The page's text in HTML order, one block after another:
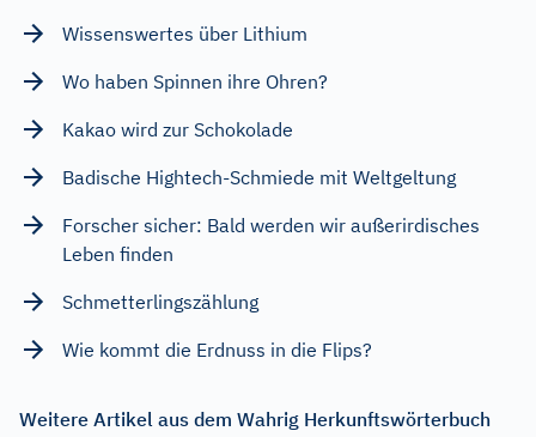
Wissenswertes über Lithium
Wo haben Spinnen ihre Ohren?
Kakao wird zur Schokolade
Badische Hightech-Schmiede mit Weltgeltung
Forscher sicher: Bald werden wir außerirdisches
Leben finden
Schmetterlingszählung
Wie kommt die Erdnuss in die Flips?
Weitere Artikel aus dem Wahrig Herkunftswörterbuch